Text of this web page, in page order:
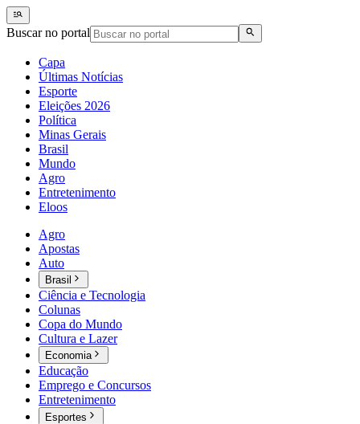
Buscar no portal
Capa
Últimas Notícias
Esporte
Eleições 2026
Política
Minas Gerais
Brasil
Mundo
Agro
Entretenimento
Eloos
Agro
Apostas
Auto
Brasil
Ciência e Tecnologia
Colunas
Copa do Mundo
Cultura e Lazer
Economia
Educação
Emprego e Concursos
Entretenimento
Esportes